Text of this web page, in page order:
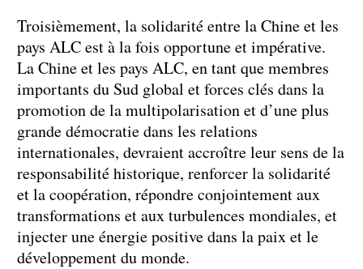
Troisièmement, la solidarité entre la Chine et les
pays ALC est à la fois opportune et impérative.
La Chine et les pays ALC, en tant que membres
importants du Sud global et forces clés dans la
promotion de la multipolarisation et d’une plus
grande démocratie dans les relations
internationales, devraient accroître leur sens de la
responsabilité historique, renforcer la solidarité
et la coopération, répondre conjointement aux
transformations et aux turbulences mondiales, et
injecter une énergie positive dans la paix et le
développement du monde.